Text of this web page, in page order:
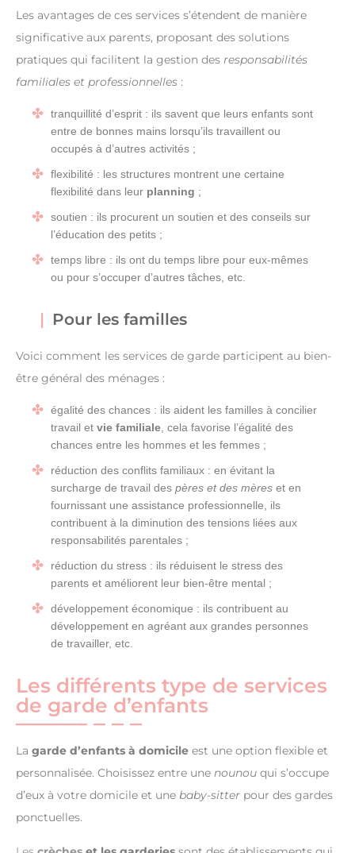
Les avantages de ces services s’étendent de manière
significative aux parents, proposant des solutions
pratiques qui facilitent la gestion des responsabilités
familiales et professionnelles :
tranquillité d’esprit : ils savent que leurs enfants sont
entre de bonnes mains lorsqu’ils travaillent ou
occupés à d’autres activités ;
flexibilité : les structures montrent une certaine
flexibilité dans leur planning ;
soutien : ils procurent un soutien et des conseils sur
l’éducation des petits ;
temps libre : ils ont du temps libre pour eux-mêmes
ou pour s’occuper d’autres tâches, etc.
Pour les familles
Voici comment les services de garde participent au bien-
être général des ménages :
égalité des chances : ils aident les familles à concilier
travail et vie familiale, cela favorise l’égalité des
chances entre les hommes et les femmes ;
réduction des conflits familiaux : en évitant la
surcharge de travail des pères et des mères et en
fournissant une assistance professionnelle, ils
contribuent à la diminution des tensions liées aux
responsabilités parentales ;
réduction du stress : ils réduisent le stress des
parents et améliorent leur bien-être mental ;
développement économique : ils contribuent au
développement en agréant aux grandes personnes
de travailler, etc.
Les différents type de services
de garde d’enfants
La garde d’enfants à domicile est une option flexible et
personnalisée. Choisissez entre une nounou qui s’occupe
d’eux à votre domicile et une baby-sitter pour des gardes
ponctuelles.